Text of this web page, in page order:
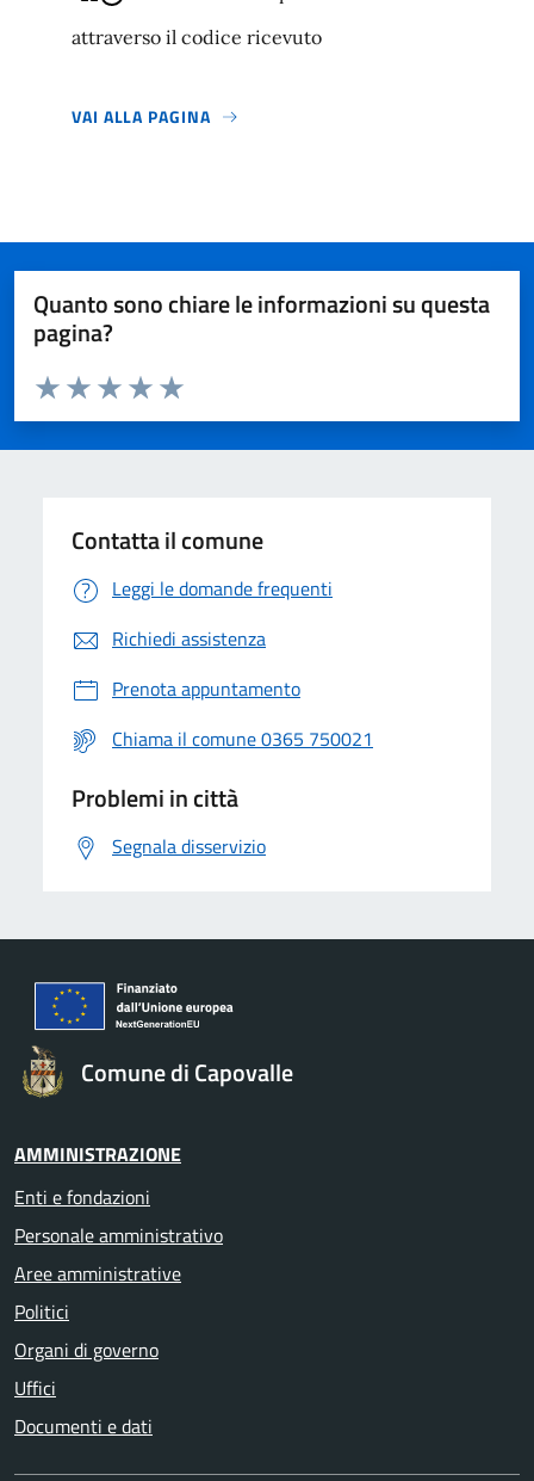
attraverso il codice ricevuto
VAI ALLA PAGINA
Quanto sono chiare le informazioni su questa
pagina?
Valuta da 1 a 5 stelle la pagina
Valuta 5 stelle su 5
Valuta 4 stelle su 5
Valuta 3 stelle su 5
Valuta 2 stelle su 5
Valuta 1 stelle su 5
Contatta il comune
Leggi le domande frequenti
Richiedi assistenza
Prenota appuntamento
Chiama il comune 0365 750021
Problemi in città
Segnala disservizio
Comune di Capovalle
AMMINISTRAZIONE
Enti e fondazioni
Personale amministrativo
Aree amministrative
Politici
Organi di governo
Uffici
Documenti e dati